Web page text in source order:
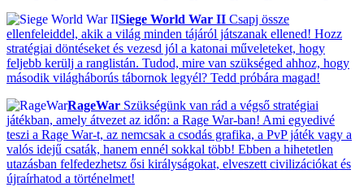
Siege World War II Csapj össze
ellenfeleiddel, akik a világ minden tájáról játszanak ellened! Hozz
stratégiai döntéseket és vezesd jól a katonai műveleteket, hogy
feljebb kerülj a ranglistán. Tudod, mire van szükséged ahhoz, hogy
második világháborús tábornok legyél? Tedd próbára magad!
RageWar Szükségünk van rád a végső stratégiai
játékban, amely átvezet az időn: a Rage War-ban! Ami egyedivé
teszi a Rage War-t, az nemcsak a csodás grafika, a PvP játék vagy a
valós idejű csaták, hanem ennél sokkal több! Ebben a hihetetlen
utazásban felfedezhetsz ősi királyságokat, elveszett civilizációkat és
újraírhatod a történelmet!